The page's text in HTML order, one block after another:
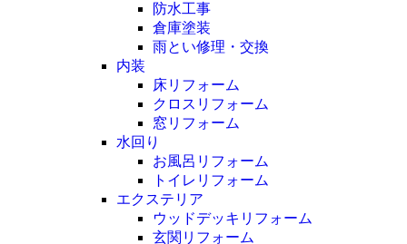
防水工事
倉庫塗装
雨とい修理・交換
内装
床リフォーム
クロスリフォーム
窓リフォーム
水回り
お風呂リフォーム
トイレリフォーム
エクステリア
ウッドデッキリフォーム
玄関リフォーム